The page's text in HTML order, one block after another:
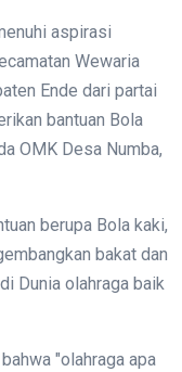
aspirasi
Wewaria
Ende dari partai
bantuan Bola
OMK Desa Numba,
berupa Bola kaki,
bakat dan
Dunia olahraga baik
"olahraga apa